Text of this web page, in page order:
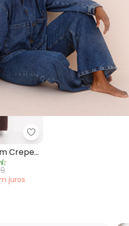
Marrom em Tule
Quintess - Vestido
Crepe
juros